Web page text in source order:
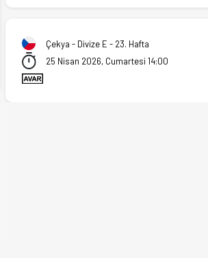
Çekya - Divize E - 23. Hafta
25 Nisan 2026, Cumartesi 14:00